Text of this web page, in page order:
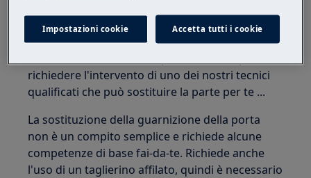
marchio qui sotto per verificare se è disponibile,
TI CONSIGLIAMO di contattare il nostro centro
richiedere l'intervento di uno dei nostri tecnici
qualificati che può sostituire la parte per te ...
La sostituzione della guarnizione della porta
non è un compito semplice e richiede alcune
competenze di base fai-da-te. Richiede anche
l'uso di un taglierino affilato, quindi è necessario
Impostazioni cookie Accetta tutti i cookie